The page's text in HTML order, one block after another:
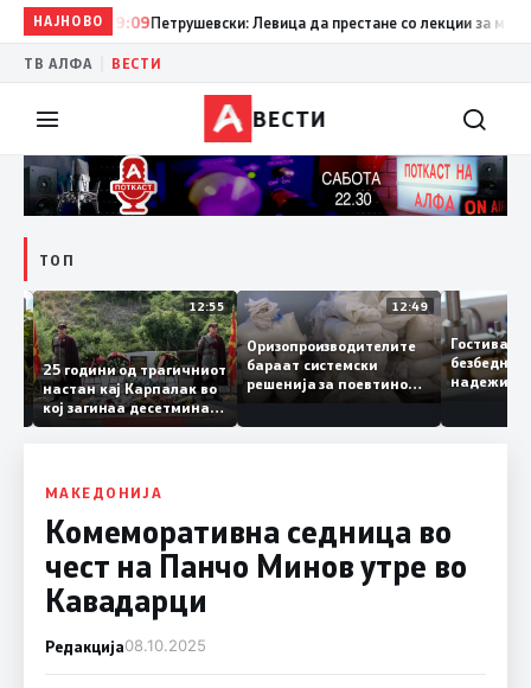
НАЈНОВО
19:09 Петрушевски: Левица да престане со лекции за морал
ТВ АЛФА ВЕСТИ
ВЕСТИ
ТОП
13:04 12:55
25 години од трагичниот
настан кај Карпалак во
кој загинаа десетмина
македонски бранители
12:49
Оризопроизводителите
бараат системски
решенија за поевтино
производство
МАКЕДОНИЈА
Комеморативна седница во
чест на Панчо Минов утре во
Кавадарци
Редакција08.10.2025